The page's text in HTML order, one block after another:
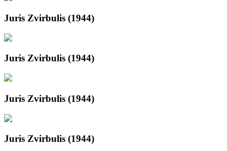
Juris Zvirbulis (1944)
Juris Zvirbulis (1944)
Juris Zvirbulis (1944)
Juris Zvirbulis (1944)